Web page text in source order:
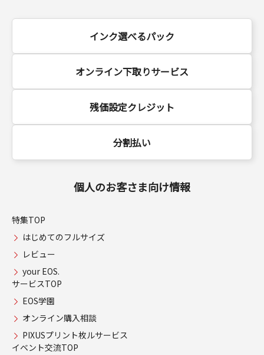
インク選べるパック
オンライン下取りサービス
残価設定クレジット
分割払い
個人のお客さま向け情報
特集TOP
はじめてのフルサイズ
レビュー
your EOS.
サービスTOP
EOS学園
オンライン購入相談
PIXUSプリント枚ルサービス
イベント交流TOP